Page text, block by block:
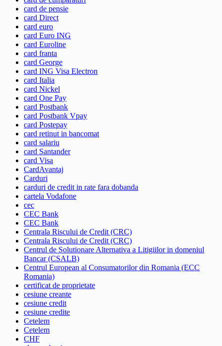
card de pensie
card Direct
card euro
card Euro ING
card Euroline
card franta
card George
card ING Visa Electron
card Italia
card Nickel
card One Pay
card Postbank
card Postbank Vpay
card Postepay
card retinut in bancomat
card salariu
card Santander
card Visa
CardAvantaj
Carduri
carduri de credit in rate fara dobanda
cartela Vodafone
cec
CEC Bank
CEC Bank
Centrala Riscului de Credit (CRC)
Centrala Riscului de Credit (CRC)
Centrul de Solutionare Alternativa a Litigiilor in domeniul
Bancar (CSALB)
Centrul European al Consumatorilor din Romania (ECC
Romania)
certificat de proprietate
cesiune creante
cesiune credit
cesiune credite
Cetelem
Cetelem
CHF